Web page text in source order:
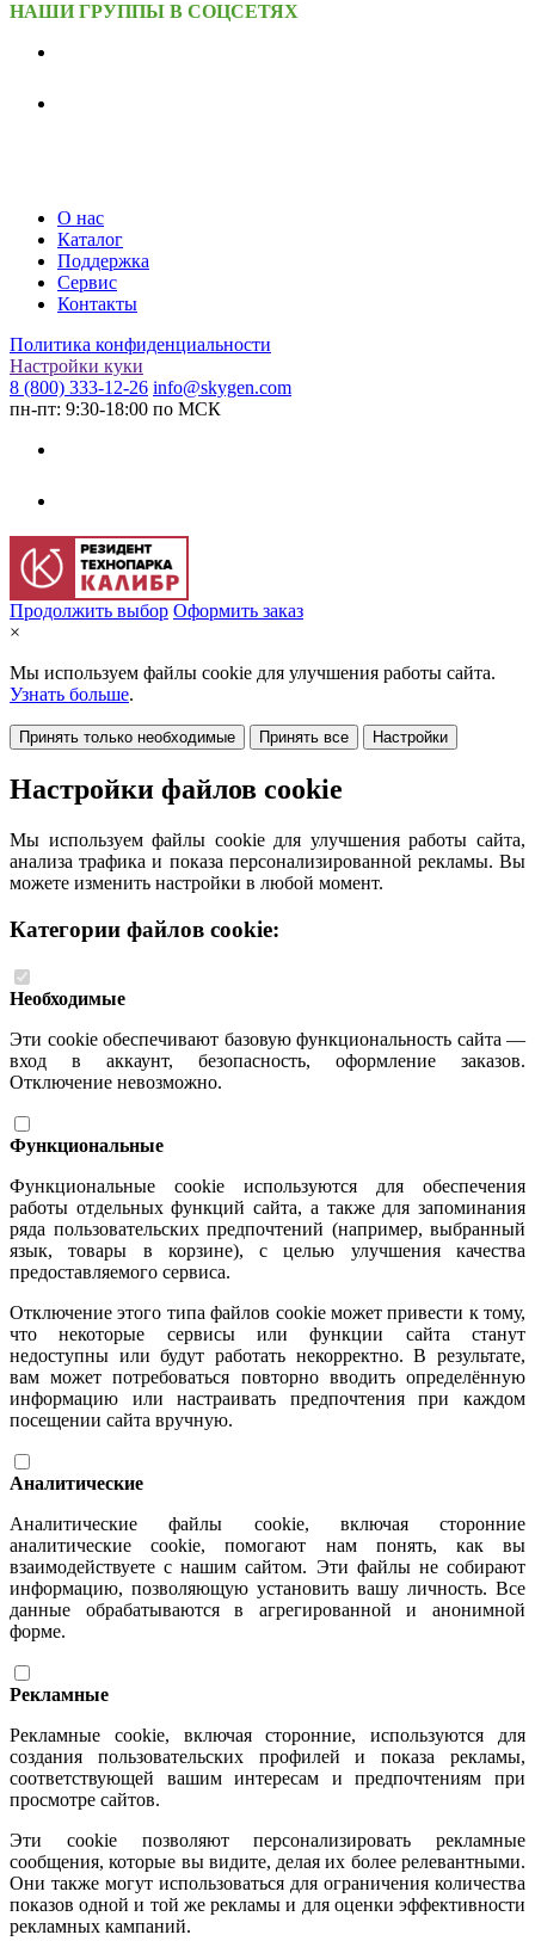
НАШИ ГРУППЫ В СОЦСЕТЯХ
О нас
Каталог
Поддержка
Сервис
Контакты
Политика конфиденциальности
Настройки куки
8 (800) 333-12-26 info@skygen.com
пн-пт: 9:30-18:00 по МСК
Продолжить выбор Оформить заказ
×
Мы используем файлы cookie для улучшения работы сайта.
Узнать больше.
Принять только необходимые Принять все Настройки
Настройки файлов cookie
Мы используем файлы cookie для улучшения работы сайта,
анализа трафика и показа персонализированной рекламы. Вы
можете изменить настройки в любой момент.
Категории файлов cookie:
Необходимые
Эти cookie обеспечивают базовую функциональность сайта —
вход в аккаунт, безопасность, оформление заказов.
Отключение невозможно.
Функциональные
Функциональные cookie используются для обеспечения
работы отдельных функций сайта, а также для запоминания
ряда пользовательских предпочтений (например, выбранный
язык, товары в корзине), с целью улучшения качества
предоставляемого сервиса.
Отключение этого типа файлов cookie может привести к тому,
что некоторые сервисы или функции сайта станут
недоступны или будут работать некорректно. В результате,
вам может потребоваться повторно вводить определённую
информацию или настраивать предпочтения при каждом
посещении сайта вручную.
Аналитические
Аналитические файлы cookie, включая сторонние
аналитические cookie, помогают нам понять, как вы
взаимодействуете с нашим сайтом. Эти файлы не собирают
информацию, позволяющую установить вашу личность. Все
данные обрабатываются в агрегированной и анонимной
форме.
Рекламные
Рекламные cookie, включая сторонние, используются для
создания пользовательских профилей и показа рекламы,
соответствующей вашим интересам и предпочтениям при
просмотре сайтов.
Эти cookie позволяют персонализировать рекламные
сообщения, которые вы видите, делая их более релевантными.
Они также могут использоваться для ограничения количества
показов одной и той же рекламы и для оценки эффективности
рекламных кампаний.